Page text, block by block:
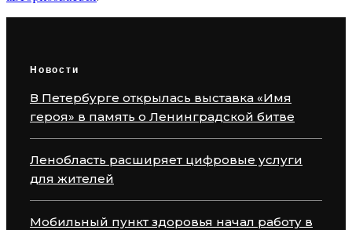
Новости
В Петербурге открылась выставка «Имя
героя» в память о Ленинградской битве
Ленобласть расширяет цифровые услуги
для жителей
Мобильный пункт здоровья начал работу в